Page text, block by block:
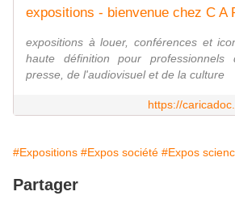
expositions - bienvenue chez C A
expositions à louer, conférences et
haute définition pour
presse, de l'audiovisuel et de la culture
https://
#Expositions #Expos société #Expos
Partager